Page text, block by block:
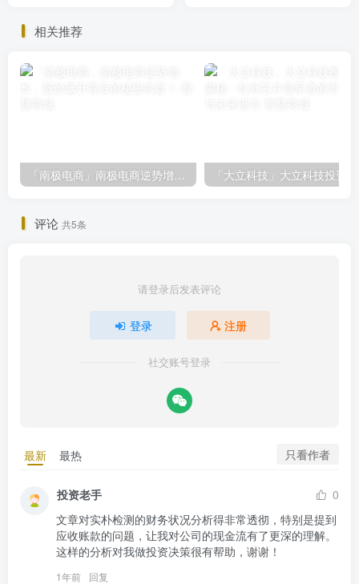
相关推荐
「南极电商」南极电商逆势增长，股价飙升背后的秘密武器！
评论 共5条
请登录后发表评论
登录 注册
社交账号登录
最新 最热 只看作者
投资老手
0
文章对实朴检测的财务状况分析得非常透彻，特别是提到
应收账款的问题，让我对公司的现金流有了更深的理解。
这样的分析对我做投资决策很有帮助，谢谢！
1年前 回复